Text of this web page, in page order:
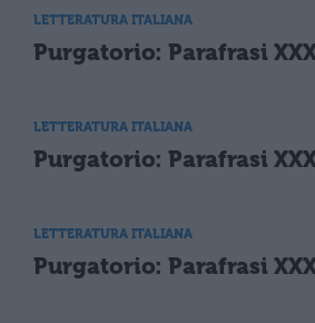
LETTERATURA ITALIANA
Purgatorio: Parafrasi
LETTERATURA ITALIANA
Purgatorio: Parafrasi
LETTERATURA ITALIANA
Purgatorio: Parafrasi